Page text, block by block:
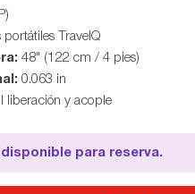
portátiles TravelQ
48" (122 cm / 4 pies)
0.063 in
liberación y acople
para reserva.